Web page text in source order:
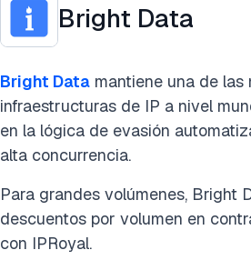
Bright Data
Bright Data mantiene una de las
infraestructuras de IP a nivel
en la lógica de evasión
alta concurrencia.
Para grandes volúmenes, Bright
descuentos por volumen en
con IPRoyal.